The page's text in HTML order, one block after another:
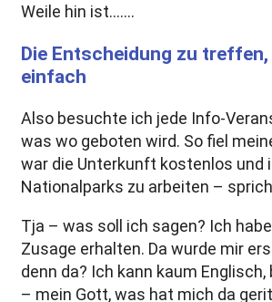
Weile hin ist…….
Die Entscheidung zu
einfach
Also besuchte ich jede Info-
was wo geboten wird. So fiel
war die Unterkunft kostenlos und
Nationalparks zu arbeiten –
Tja – was soll ich sagen? Ich
Zusage erhalten. Da wurde mir
denn da? Ich kann kaum
– mein Gott, was hat mich da